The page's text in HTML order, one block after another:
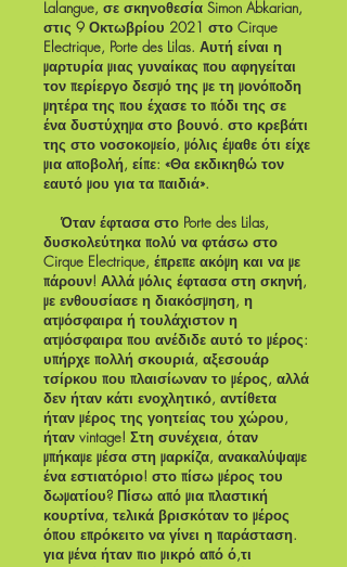
Lalangue, σε σκηνοθεσία Simon Abkarian,
στις 9 Οκτωβρίου 2021 στο Cirque
Electrique, Porte des Lilas. Αυτή είναι η
μαρτυρία μιας γυναίκας που αφηγείται
τον περίεργο δεσμό της με τη μονόποδη
μητέρα της που έχασε το πόδι της σε
ένα δυστύχημα στο βουνό. στο κρεβάτι
της στο νοσοκομείο, μόλις έμαθε ότι είχε
μια αποβολή, είπε: «Θα εκδικηθώ τον
εαυτό μου για τα παιδιά».
Όταν έφτασα στο Porte des Lilas,
δυσκολεύτηκα πολύ να φτάσω στο
Cirque Electrique, έπρεπε ακόμη και να με
πάρουν! Αλλά μόλις έφτασα στη σκηνή,
με ενθουσίασε η διακόσμηση, η
ατμόσφαιρα ή τουλάχιστον η
ατμόσφαιρα που ανέδιδε αυτό το μέρος:
υπήρχε πολλή σκουριά, αξεσουάρ
τσίρκου που πλαισίωναν το μέρος, αλλά
δεν ήταν κάτι ενοχλητικό, αντίθετα
ήταν μέρος της γοητείας του χώρου,
ήταν vintage! Στη συνέχεια, όταν
μπήκαμε μέσα στη μαρκίζα, ανακαλύψαμε
ένα εστιατόριο! στο πίσω μέρος του
δωματίου? Πίσω από μια πλαστική
κουρτίνα, τελικά βρισκόταν το μέρος
όπου επρόκειτο να γίνει η παράσταση.
για μένα ήταν πιο μικρό από ό,τι